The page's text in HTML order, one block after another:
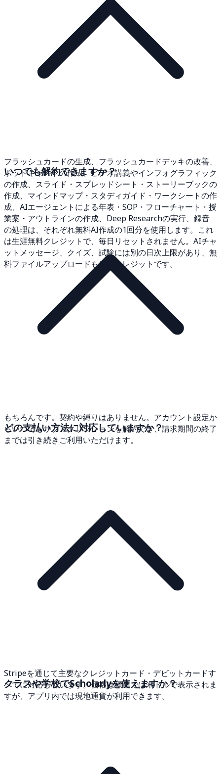
フラッシュカードの生成、フラッシュカードデッキの改善、
ポッドキャストの作成、ビデオ講義やインフォグラフィック
の作成、スライド・スプレッドシート・ストーリーブックの
作成、マインドマップ・スタディガイド・ワークシートの作
成、AIエージェントによる年表・SOP・フローチャート・授
業案・アウトラインの作成、Deep Researchの実行、録音
の処理は、それぞれ無料AI作成の1回分を使用します。これ
は生涯無料クレジットで、毎日リセットされません。AIチャ
ットメッセージ、クイズ、試験には別の日次上限があり、無
料ファイルアップロードも生涯クレジットです。
いつでも解約できますか？
もちろんです。契約や縛りはありません。アカウント設定か
らいつでもサブスクリプションを解約でき、請求期間の終了
までは引き続きご利用いただけます。
どの支払い方法に対応していますか？
Stripeを通じて主要なクレジットカード・デビットカードす
べてに対応しています。価格は標準では米ドルで表示されま
すが、アプリ内では現地通貨が利用できます。
クラスや学校でScholarlyを使えますか？